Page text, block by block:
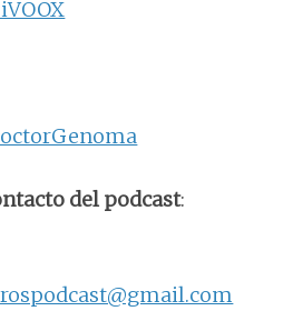
del podcast: